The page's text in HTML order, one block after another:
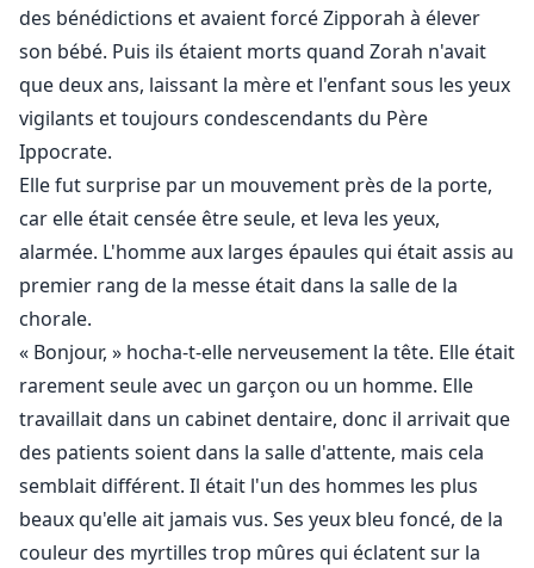
des bénédictions et avaient forcé Zipporah à élever
son bébé. Puis ils étaient morts quand Zorah n'avait
que deux ans, laissant la mère et l'enfant sous les yeux
vigilants et toujours condescendants du Père
Ippocrate.
Elle fut surprise par un mouvement près de la porte,
car elle était censée être seule, et leva les yeux,
alarmée. L'homme aux larges épaules qui était assis au
premier rang de la messe était dans la salle de la
chorale.
« Bonjour, » hocha-t-elle nerveusement la tête. Elle était
rarement seule avec un garçon ou un homme. Elle
travaillait dans un cabinet dentaire, donc il arrivait que
des patients soient dans la salle d'attente, mais cela
semblait différent. Il était l'un des hommes les plus
beaux qu'elle ait jamais vus. Ses yeux bleu foncé, de la
couleur des myrtilles trop mûres qui éclatent sur la